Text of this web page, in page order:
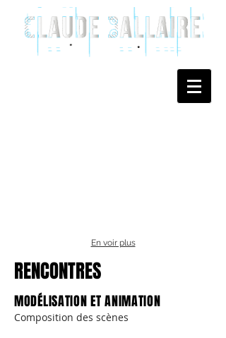
En voir plus
RENCONTRES
MODÉLISATION ET ANIMATION
Composition des scènes